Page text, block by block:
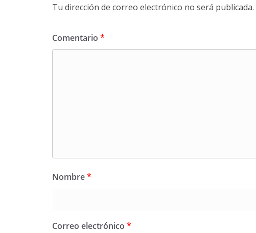
Tu dirección de correo electrónico no será publicada.
Comentario *
Nombre*
Correo electrónico *